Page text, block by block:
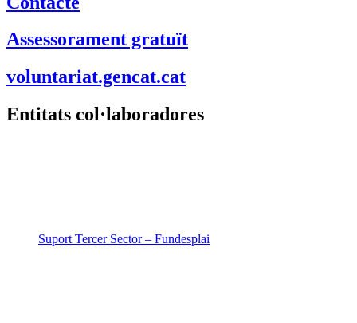
Assessorament gratuït
voluntariat.gencat.cat
Entitats col·laboradores
Suport Tercer Sector – Fundesplai